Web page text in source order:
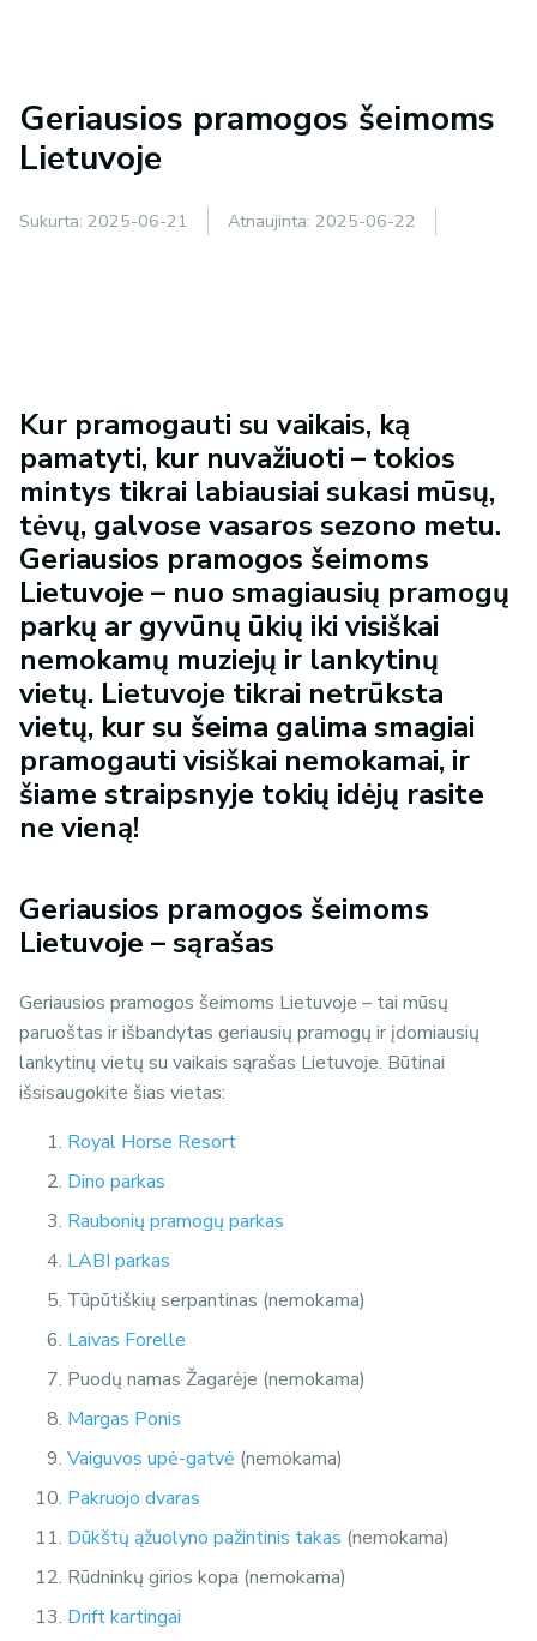
Geriausios pramogos šeimoms
Lietuvoje
Sukurta: 2025-06-21 Atnaujinta: 2025-06-22
Kur pramogauti su vaikais, ką
pamatyti, kur nuvažiuoti – tokios
mintys tikrai labiausiai sukasi mūsų,
tėvų, galvose vasaros sezono metu.
Geriausios pramogos šeimoms
Lietuvoje – nuo smagiausių pramogų
parkų ar gyvūnų ūkių iki visiškai
nemokamų muziejų ir lankytinų
vietų. Lietuvoje tikrai netrūksta
vietų, kur su šeima galima smagiai
pramogauti visiškai nemokamai, ir
šiame straipsnyje tokių idėjų rasite
ne vieną!
Geriausios pramogos šeimoms
Lietuvoje – sąrašas
Geriausios pramogos šeimoms Lietuvoje – tai mūsų
paruoštas ir išbandytas geriausių pramogų ir įdomiausių
lankytinų vietų su vaikais sąrašas Lietuvoje. Būtinai
išsisaugokite šias vietas:
Royal Horse Resort
Dino parkas
Raubonių pramogų parkas
LABI parkas
Tūpūtiškių serpantinas (nemokama)
Laivas Forelle
Puodų namas Žagarėje (nemokama)
Margas Ponis
Vaiguvos upė-gatvė (nemokama)
Pakruojo dvaras
Dūkštų ąžuolyno pažintinis takas (nemokama)
Rūdninkų girios kopa (nemokama)
Drift kartingai